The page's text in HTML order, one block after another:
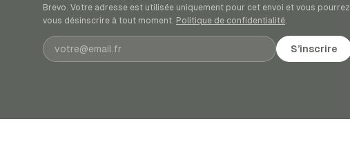
Brevo. Votre adresse est utilisée uniquement pour cet envoi et vous pourrez
vous désinscrire à tout moment. Politique de confidentialité.
Adresse e-mail S’inscrire